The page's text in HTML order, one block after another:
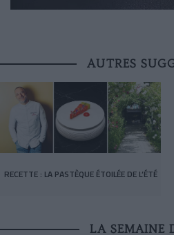
AUTRES
RECETTE : LA PASTÈQUE ÉTOILÉE DE L’ÉTÉ
LA SEMAINE